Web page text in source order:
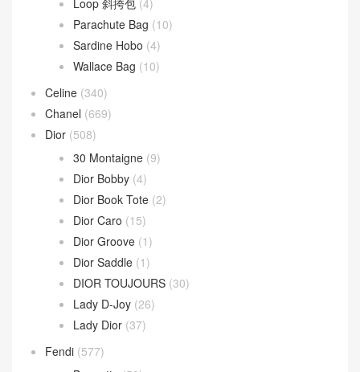
文章類目
(594)
Andiamo(30)
Andiamo 手拿包
Hop 斜挎包
Jodie 手提包
Loop 斜挎包
(4)
Parachute Bag
Sardine Hobo (4)
Wallace Bag (10)
Celine(340)
Chanel(669)
Dior
(508)
30 Montaigne(9)
Dior Bobby(4)
Dior Book Tote
Dior Caro (15)